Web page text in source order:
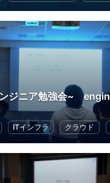
ITインフラ クラウド